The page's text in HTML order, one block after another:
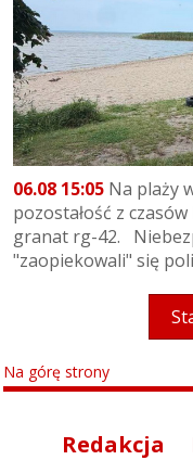
06.08 15:05 Na plaży
pozostałość z
granat rg-42.
"zaopiekowali" się
Na górę strony
Redakcja